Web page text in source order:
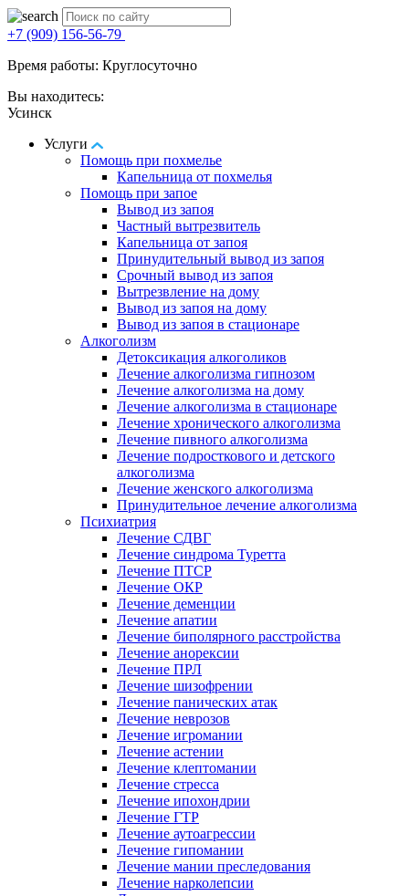
+7 (909) 156-56-79
Время работы: Круглосуточно
Вы находитесь:
Усинск
Услуги
Помощь при похмелье
Капельница от похмелья
Помощь при запое
Вывод из запоя
Частный вытрезвитель
Капельница от запоя
Принудительный вывод из запоя
Срочный вывод из запоя
Вытрезвление на дому
Вывод из запоя на дому
Вывод из запоя в стационаре
Алкоголизм
Детоксикация алкоголиков
Лечение алкоголизма гипнозом
Лечение алкоголизма на дому
Лечение алкоголизма в стационаре
Лечение хронического алкоголизма
Лечение пивного алкоголизма
Лечение подросткового и детского
алкоголизма
Лечение женского алкоголизма
Принудительное лечение алкоголизма
Психиатрия
Лечение СДВГ
Лечение синдрома Туретта
Лечение ПТСР
Лечение ОКР
Лечение деменции
Лечение апатии
Лечение биполярного расстройства
Лечение анорексии
Лечение ПРЛ
Лечение шизофрении
Лечение панических атак
Лечение неврозов
Лечение игромании
Лечение астении
Лечение клептомании
Лечение стресса
Лечение ипохондрии
Лечение ГТР
Лечение аутоагрессии
Лечение гипомании
Лечение мании преследования
Лечение нарколепсии